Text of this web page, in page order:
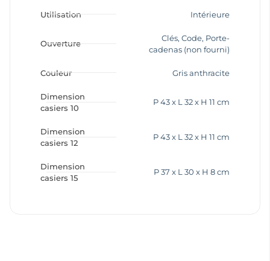
Utilisation Intérieure
Ouverture
Clés, Code, Porte-
cadenas (non fourni)
Couleur Gris anthracite
Dimension
casiers 10
P 43 x L 32 x H 11 cm
Dimension
casiers 12
P 43 x L 32 x H 11 cm
Dimension
casiers 15
P 37 x L 30 x H 8 cm